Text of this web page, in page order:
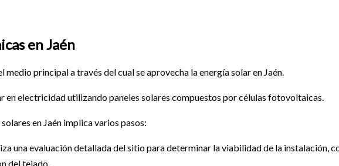
en Jaén
principal a través del cual se aprovecha la energía solar en Jaén.
en electricidad utilizando paneles solares compuestos por células fotovoltaicas.
en Jaén implica varios pasos:
una evaluación detallada del sitio para determinar la viabilidad de la instalación,
del tejado.